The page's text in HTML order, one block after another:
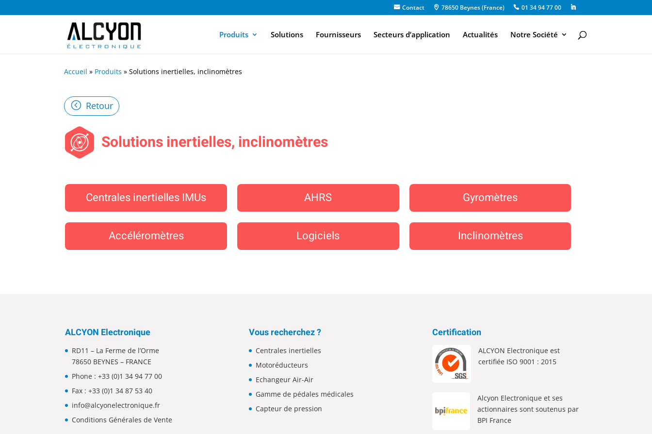
Contact 78650 Beynes (France) 01 34 94 77 00
Produits Solutions Fournisseurs Secteurs d’application Actualités Notre Société
Accueil » Produits » Solutions inertielles, inclinomètres
Retour
Solutions inertielles, inclinomètres
Centrales inertielles IMUs AHRS Gyromètres
Accéléromètres Logiciels Inclinomètres
ALCYON Electronique
RD11 – La Ferme de l’Orme
78650 BEYNES – FRANCE
Phone :+33 (0)1 34 94 77 00
Fax : +33 (0)1 34 87 53 40
info@alcyonelectronique.fr
Conditions Générales de Vente
Vous recherchez ?
Centrales inertielles
Motoréducteurs
Echangeur Air-Air
Gamme de pédales médicales
Capteur de pression
Certification
ALCYON Electronique est
certifiée ISO 9001 : 2015
Alcyon Electronique et ses
actionnaires sont soutenus par
BPI France